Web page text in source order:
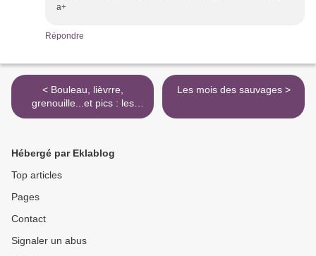
a+
Répondre
< Bouleau, lièvrre,
grenouille...et pics : les
"Salamandre"
Les mois des sauvages >
Hébergé par Eklablog
Top articles
Pages
Contact
Signaler un abus